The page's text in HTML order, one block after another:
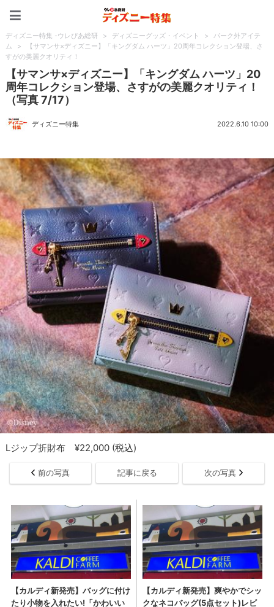
ディズニー特集 -ウレぴあ総研 > ディズニーグッズ・イベント >
パーク外アイテ
ム
>
【サマンサ×ディズニー】「キングダム ハーツ」20周年コレクション登場、さ
すがの美麗クオリティ！
【サマンサ×ディズニー】「キングダム ハーツ」20
周年コレクション登場、さすがの美麗クオリティ！
（写真 7/17）
ディズニー特集 2022.6.10 10:00
Lジップ折財布 ¥22,000 (税込)
前の写真 記事に戻る 次の写真